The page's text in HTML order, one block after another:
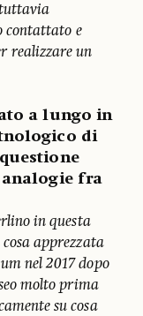
contattato e
realizzare un
a lungo in
di
fra
in questa
apprezzata
nel 2017 dopo
molto prima
su cosa